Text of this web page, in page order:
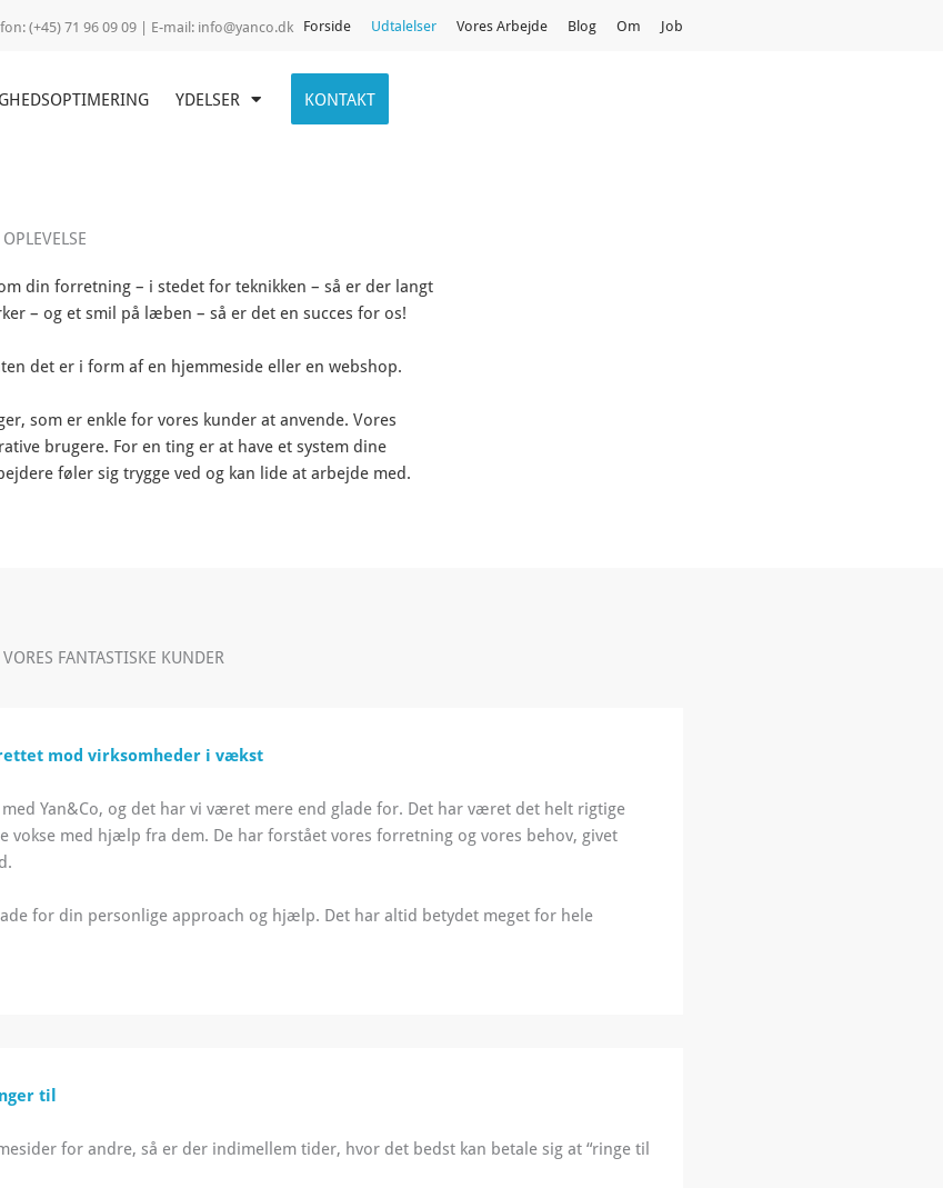
(+45) 71 96 09 09 | E-mail: info@yanco.dk Forside Udtalelser Vores Arbejde Blog Om Job
YDELSER KONTAKT
din forretning – i stedet for teknikken – så er der langt
– og et smil på læben – så er det en succes for os!
det er i form af en hjemmeside eller en webshop.
som er enkle for vores kunder at anvende. Vores
brugere. For en ting er at have et system dine
føler sig trygge ved og kan lide at arbejde med.
FANTASTISKE KUNDER
mod virksomheder i vækst
Yan&Co, og det har vi været mere end glade for. Det har været det helt rigtige
vokse med hjælp fra dem. De har forstået vores forretning og vores behov, givet
for din personlige approach og hjælp. Det har altid betydet meget for hele
til
for andre, så er der indimellem tider, hvor det bedst kan betale sig at “ringe til